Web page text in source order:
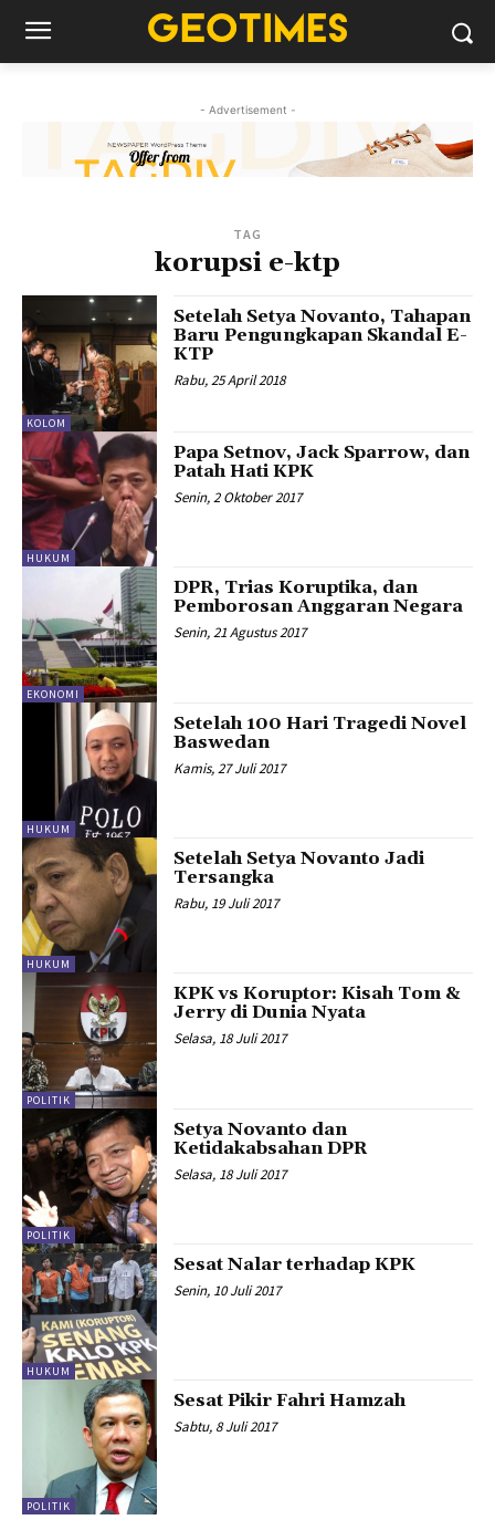
- Advertisement -
TAG
korupsi e-ktp
KOLOM
Setelah Setya Novanto, Tahapan
Baru Pengungkapan Skandal E-
KTP
Rabu, 25 April 2018
HUKUM
Papa Setnov, Jack Sparrow, dan
Patah Hati KPK
Senin, 2 Oktober 2017
EKONOMI
DPR, Trias Koruptika, dan
Pemborosan Anggaran Negara
Senin, 21 Agustus 2017
HUKUM
Setelah 100 Hari Tragedi Novel
Baswedan
Kamis, 27 Juli 2017
HUKUM
Setelah Setya Novanto Jadi
Tersangka
Rabu, 19 Juli 2017
POLITIK
KPK vs Koruptor: Kisah Tom &
Jerry di Dunia Nyata
Selasa, 18 Juli 2017
POLITIK
Setya Novanto dan
Ketidakabsahan DPR
Selasa, 18 Juli 2017
HUKUM
Sesat Nalar terhadap KPK
Senin, 10 Juli 2017
POLITIK
Sesat Pikir Fahri Hamzah
Sabtu, 8 Juli 2017